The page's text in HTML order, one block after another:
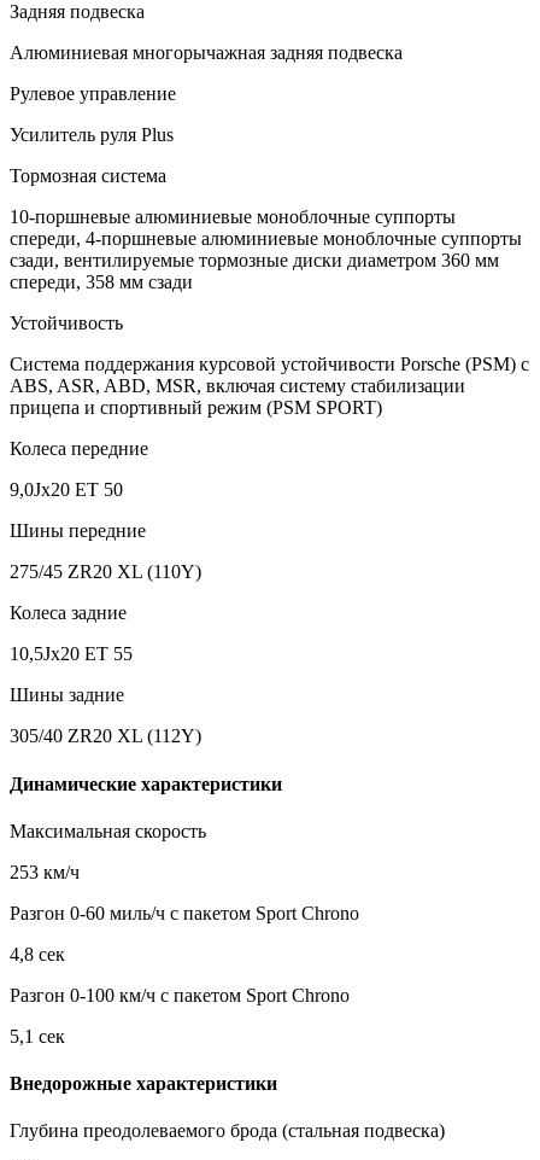
Задняя подвеска
Алюминиевая многорычажная задняя подвеска
Рулевое управление
Усилитель руля Plus
Тормозная система
10-поршневые алюминиевые моноблочные суппорты
спереди, 4-поршневые алюминиевые моноблочные суппорты
сзади, вентилируемые тормозные диски диаметром 360 мм
спереди, 358 мм сзади
Устойчивость
Cистема поддержания курсовой устойчивости Porsche (PSM) с
ABS, ASR, ABD, MSR, включая систему стабилизации
прицепа и спортивный режим (PSM SPORT)
Колеса передние
9,0Jx20 ET 50
Шины передние
275/45 ZR20 XL (110Y)
Колеса задние
10,5Jx20 ET 55
Шины задние
305/40 ZR20 XL (112Y)
Динамические характеристики
Максимальная скорость
253 км/ч
Разгон 0-60 миль/ч с пакетом Sport Chrono
4,8 сек
Разгон 0-100 км/ч с пакетом Sport Chrono
5,1 сек
Внедорожные характеристики
Глубина преодолеваемого брода (стальная подвеска)